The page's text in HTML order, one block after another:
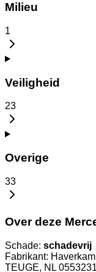
Milieu
1
Veiligheid
23
Overige
33
Over deze
Schade: schadevrij
Fabrikant:
TEUGE, NL